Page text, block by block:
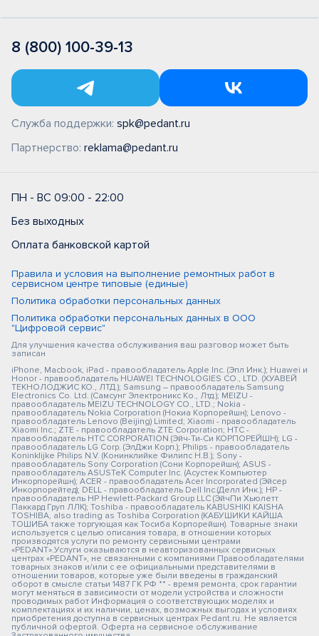
8 (800) 100-39-13
Служба поддержки: spk@pedant.ru
Партнерство: reklama@pedant.ru
ПН - ВС 09:00 - 22:00
Без выходных
Оплата банковской картой
Правила и условия на выполнение ремонтных работ в
сервисном центре типовые (единые)
Политика обработки персональных данных
Политика обработки персональных данных в ООО
"Цифровой сервис"
Для улучшения качества обслуживания ваш разговор может быть
записан
iPhone, Macbook, iPad - правообладатель Apple Inc. (Эпл Инк.); Huawei и
Honor - правообладатель HUAWEI TECHNOLOGIES CO., LTD. (ХУАВЕЙ
ТЕКНОЛОДЖИС КО., ЛТД.); Samsung – правообладатель Samsung
Electronics Co. Ltd. (Самсунг Электроникс Ко., Лтд.); MEIZU -
правообладатель MEIZU TECHNOLOGY CO., LTD.; Nokia -
правообладатель Nokia Corporation (Нокиа Корпорейшн); Lenovo -
правообладатель Lenovo (Beijing) Limited; Xiaomi - правообладатель
Xiaomi Inc.; ZTE - правообладатель ZTE Corporation; HTC -
правообладатель HTC CORPORATION (Эйч-Ти-Си КОРПОРЕЙШН); LG -
правообладатель LG Corp. (ЭлДжи Корп.); Philips - правообладатель
Koninklijke Philips N.V. (Конинклийке Филипс Н.В.); Sony -
правообладатель Sony Corporation (Сони Корпорейшн); ASUS -
правообладатель ASUSTeK Computer Inc. (Асустек Компьютер
Инкорпорейшн); ACER - правообладатель Acer Incorporated (Эйсер
Инкорпорейтед); DELL - правообладатель Dell Inc.(Делл Инк.); HP -
правообладатель HP Hewlett-Packard Group LLC (ЭйчПи Хьюлетт
Паккард Груп ЛЛК); Toshiba - правообладатель KABUSHIKI KAISHA
TOSHIBA, also trading as Toshiba Corporation (КАБУШИКИ КАЙША
ТОШИБА также торгующая как Тосиба Корпорейшн). Товарные знаки
используется с целью описания товара, в отношении которых
производятся услуги по ремонту сервисными центрами
«PEDANT».Услуги оказываются в неавторизованных сервисных
центрах «PEDANT», не связанными с компаниями Правообладателями
товарных знаков и/или с ее официальными представителями в
отношении товаров, которые уже были введены в гражданский
оборот в смысле статьи 1487 ГК РФ ** - время ремонта, срок гарантии
могут меняться в зависимости от модели устройства и сложности
проводимых работ Информация о соответствующих моделях и
комплектациях и их наличии, ценах, возможных выгодах и условиях
приобретения доступна в сервисных центрах Pedant.ru. Не является
публичной офертой. Оферта на сервисное обслуживание